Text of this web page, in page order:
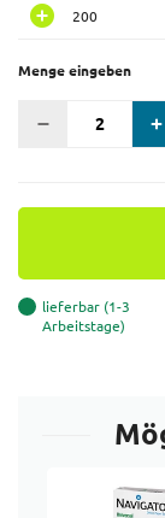
200
Menge eingeben
lieferbar (1-3
Arbeitstage)